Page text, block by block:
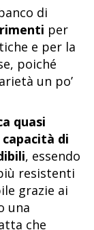
di
per
e per la
poiché
un po’
quasi
capacità di
, essendo
resistenti
grazie ai
una
che